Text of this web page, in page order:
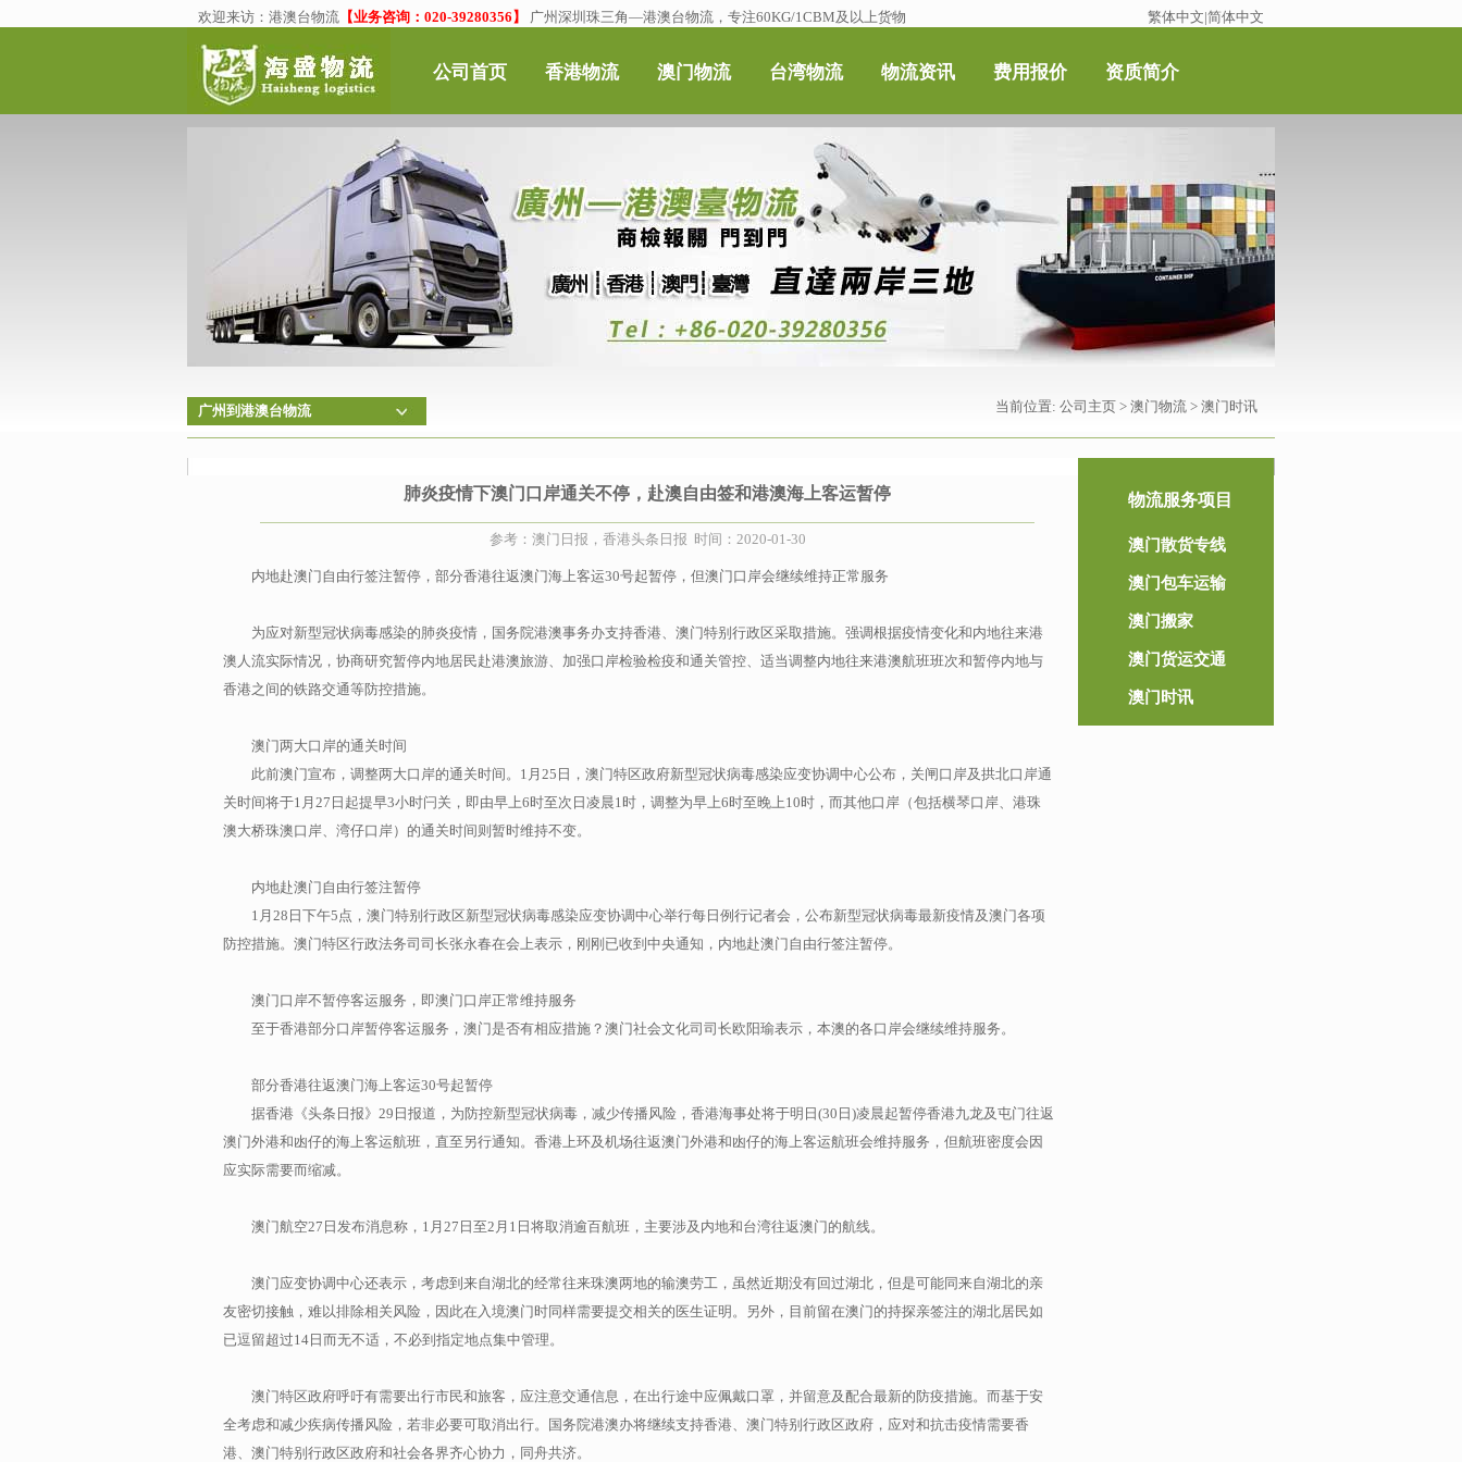
欢迎来访： 港澳台物流 【业务咨询：020-39280356】 广州深圳珠三角—港澳台物流，专注60KG/1CBM及以上货物 繁体中文|简体中文
公司首页 香港物流 澳门物流 台湾物流 物流资讯 费用报价 资质简介
广州到港澳台物流 当前位置: 公司主页 > 澳门物流 > 澳门时讯
肺炎疫情下澳门口岸通关不停，赴澳自由签和港澳海上客运暂停
参考：澳门日报，香港头条日报 时间：2020-01-30
内地赴澳门自由行签注暂停，部分香港往返澳门海上客运30号起暂停，但澳门口岸会继续维持正常服务
为应对新型冠状病毒感染的肺炎疫情，国务院港澳事务办支持香港、澳门特别行政区采取措施。强调根据疫情变化和内地往来港
澳人流实际情况，协商研究暂停内地居民赴港澳旅游、加强口岸检验检疫和通关管控、适当调整内地往来港澳航班班次和暂停内地与
香港之间的铁路交通等防控措施。
澳门两大口岸的通关时间
此前澳门宣布，调整两大口岸的通关时间。1月25日，澳门特区政府新型冠状病毒感染应变协调中心公布，关闸口岸及拱北口岸通
关时间将于1月27日起提早3小时闩关，即由早上6时至次日凌晨1时，调整为早上6时至晚上10时，而其他口岸（包括横琴口岸、港珠
澳大桥珠澳口岸、湾仔口岸）的通关时间则暂时维持不变。
内地赴澳门自由行签注暂停
1月28日下午5点，澳门特别行政区新型冠状病毒感染应变协调中心举行每日例行记者会，公布新型冠状病毒最新疫情及澳门各项
防控措施。澳门特区行政法务司司长张永春在会上表示，刚刚已收到中央通知，内地赴澳门自由行签注暂停。
澳门口岸不暂停客运服务，即澳门口岸正常维持服务
至于香港部分口岸暂停客运服务，澳门是否有相应措施？澳门社会文化司司长欧阳瑜表示，本澳的各口岸会继续维持服务。
部分香港往返澳门海上客运30号起暂停
据香港《头条日报》29日报道，为防控新型冠状病毒，减少传播风险，香港海事处将于明日(30日)凌晨起暂停香港九龙及屯门往返
澳门外港和凼仔的海上客运航班，直至另行通知。香港上环及机场往返澳门外港和凼仔的海上客运航班会维持服务，但航班密度会因
应实际需要而缩减。
澳门航空27日发布消息称，1月27日至2月1日将取消逾百航班，主要涉及内地和台湾往返澳门的航线。
澳门应变协调中心还表示，考虑到来自湖北的经常往来珠澳两地的输澳劳工，虽然近期没有回过湖北，但是可能同来自湖北的亲
友密切接触，难以排除相关风险，因此在入境澳门时同样需要提交相关的医生证明。另外，目前留在澳门的持探亲签注的湖北居民如
已逗留超过14日而无不适，不必到指定地点集中管理。
澳门特区政府呼吁有需要出行市民和旅客，应注意交通信息，在出行途中应佩戴口罩，并留意及配合最新的防疫措施。而基于安
全考虑和减少疾病传播风险，若非必要可取消出行。国务院港澳办将继续支持香港、澳门特别行政区政府，应对和抗击疫情需要香
港、澳门特别行政区政府和社会各界齐心协力，同舟共济。
物流服务项目
澳门散货专线
澳门包车运输
澳门搬家
澳门货运交通
澳门时讯